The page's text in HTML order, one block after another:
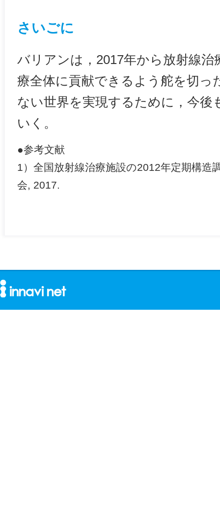
さいごに
バリアンは，2017年から放射線
療全体に貢献できるよう舵を切っ
ない世界を実現するために，今後
いく。
●参考文献
1）全国放射線治療施設の2012年定期構造
会, 2017.